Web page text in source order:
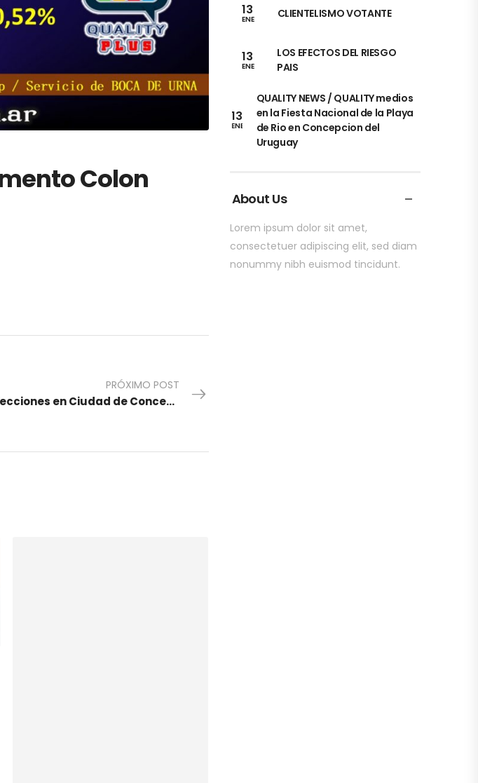
Colon
PRÓXIMO POST
Mediciones elecciones en Ciudad de Concepcion del Uruguay
13
ENE CLIENTELISMO VOTANTE
13
ENE
LOS EFECTOS DEL RIESGO
PAIS
13
ENE
QUALITY NEWS / QUALITY medios
en la Fiesta Nacional de la Playa
de Rio en Concepcion del
Uruguay
About Us
Lorem ipsum dolor sit amet,
consectetuer adipiscing elit, sed diam
nonummy nibh euismod tincidunt.